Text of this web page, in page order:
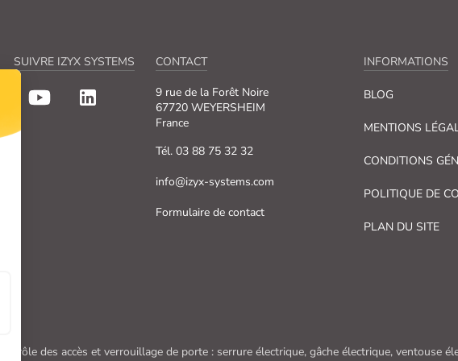
SUIVRE IZYX SYSTEMS
CONTACT
9 rue de la Forêt Noire
67720 WEYERSHEIM
France
Tél. 03 88 75 32 32
info@izyx-systems.com
Formulaire de contact
INFORMATIONS
BLOG
MENTIONS
CONDITIONS
POLITIQUE DE
PLAN DU SITE
Contrôle des accès et verrouillage de porte : serrure électrique, gâche électrique, ventouse